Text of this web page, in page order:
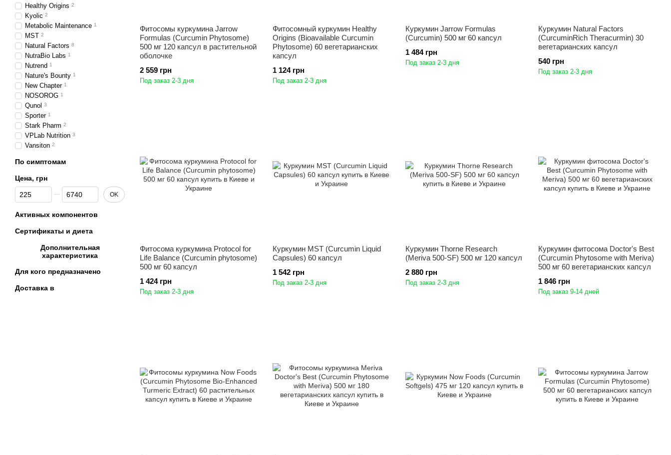
Фитосомы куркумина Jarrow
Formulas (Curcumin Phytosome)
500 мг 120 капсул в растительной
оболочке
2 559 грн
Под заказ 2-3 дня
Фитосомный куркумин Healthy
Origins (Bioavailable Curcumin
Phytosome) 60 вегетарианских
капсул
1 124 грн
Под заказ 2-3 дня
Куркумин Jarrow Formulas
(Curcumin) 500 мг 60 капсул
1 484 грн
Под заказ 2-3 дня
Куркумин Natural Factors
(CurcuminRich Theracurmin) 30
вегетарианских капсул
540 грн
Под заказ 2-3 дня
Фитосома куркумина Protocol for
Life Balance (Curcumin phytosome)
500 мг 60 капсул
1 424 грн
Под заказ 2-3 дня
Куркумин MST (Curcumin Liquid
Capsules) 60 капсул
1 542 грн
Под заказ 2-3 дня
Куркумин Thorne Research
(Meriva 500-SF) 500 мг 120 капсул
2 880 грн
Под заказ 2-3 дня
Куркумин фитосома Doctor's Best
(Curcumin Phytosome with Meriva)
500 мг 60 вегетарианских капсул
1 846 грн
Под заказ 9-14 дней
Healthy Origins 2
Kyolic 2
Metabolic Maintenance 1
MST 2
Natural Factors 8
NutraBio Labs 1
Nutrend 1
Nature's Bounty 1
New Chapter 1
NOSOROG 1
Qunol 3
Sporter 1
Stark Pharm 2
VPLab Nutrition 3
Vansiton 2
По симптомам
Цена, грн
От Цена, грн
До Цена, грн OK
Активных компонентов
Сертификаты и диета
Дополнительная
характеристика
Для кого предназначено
Доставка в